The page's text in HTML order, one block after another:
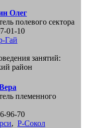
Олег
полевого сектора
01-10
Гай
занятий:
район
племенного
96-70
, Р-Сокол